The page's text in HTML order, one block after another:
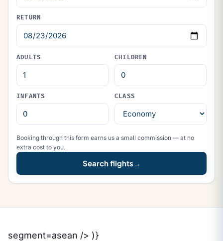
RETURN
ADULTS CHILDREN
INFANTS CLASS
Booking through this form earns us a small commission — at no
extra cost to you.
Search flights →
segment=asean /> )}